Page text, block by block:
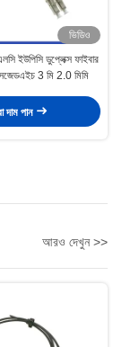
ভিডিও
ইউপিসি ডুপ্লেক্স ফাইবার
3 মি 2.0 মিমি
দাম পান
আরও দেখুন >>